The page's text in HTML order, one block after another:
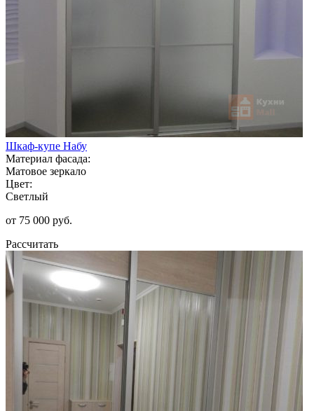
Шкаф-купе Набу
Материал фасада:
Матовое зеркало
Цвет:
Светлый
от 75 000 руб.
Рассчитать